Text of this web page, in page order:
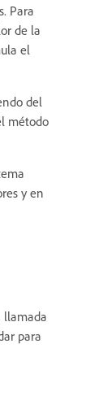
Para
de la
el
del
método
y en
llamada
para